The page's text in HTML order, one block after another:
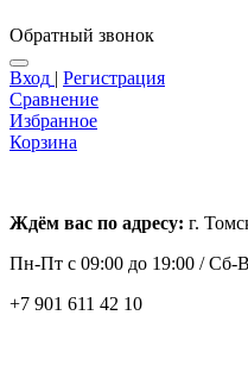
Обратный звонок
Вход | Регистрация
Сравнение
Избранное
Корзина
Ждём вас по адресу: г.
Пн-Пт с 09:00 до 19:00 /Сб-
+7 901 611 42 10